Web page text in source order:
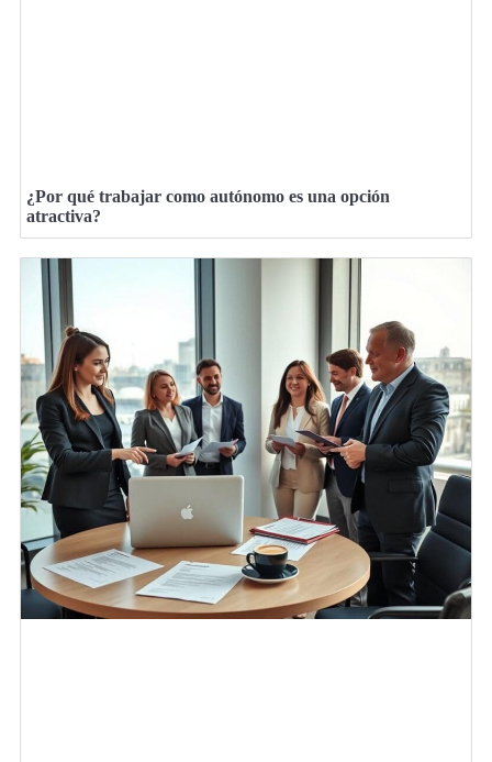
¿Por qué trabajar como autónomo es una opción
atractiva?